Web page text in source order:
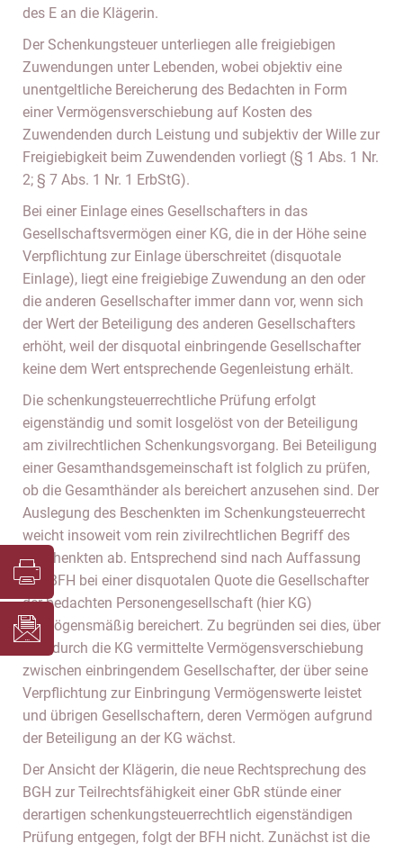
des E an die Klägerin.
Der Schenkungsteuer unterliegen alle freigiebigen
Zuwendungen unter Lebenden, wobei objektiv eine
unentgeltliche Bereicherung des Bedachten in Form
einer Vermögensverschiebung auf Kosten des
Zuwendenden durch Leistung und subjektiv der Wille zur
Freigiebigkeit beim Zuwendenden vorliegt (§ 1 Abs. 1 Nr.
2; § 7 Abs. 1 Nr. 1 ErbStG).
Bei einer Einlage eines Gesellschafters in das
Gesellschaftsvermögen einer KG, die in der Höhe seine
Verpflichtung zur Einlage überschreitet (disquotale
Einlage), liegt eine freigiebige Zuwendung an den oder
die anderen Gesellschafter immer dann vor, wenn sich
der Wert der Beteiligung des anderen Gesellschafters
erhöht, weil der disquotal einbringende Gesellschafter
keine dem Wert entsprechende Gegenleistung erhält.
Die schenkungsteuerrechtliche Prüfung erfolgt
eigenständig und somit losgelöst von der Beteiligung
am zivilrechtlichen Schenkungsvorgang. Bei Beteiligung
einer Gesamthandsgemeinschaft ist folglich zu prüfen,
ob die Gesamthänder als bereichert anzusehen sind. Der
Auslegung des Beschenkten im Schenkungsteuerrecht
weicht insoweit vom rein zivilrechtlichen Begriff des
Beschenkten ab. Entsprechend sind nach Auffassung
des BFH bei einer disquotalen Quote die Gesellschafter
der bedachten Personengesellschaft (hier KG)
vermögensmäßig bereichert. Zu begründen sei dies, über
eine durch die KG vermittelte Vermögensverschiebung
zwischen einbringendem Gesellschafter, der über seine
Verpflichtung zur Einbringung Vermögenswerte leistet
und übrigen Gesellschaftern, deren Vermögen aufgrund
der Beteiligung an der KG wächst.
Der Ansicht der Klägerin, die neue Rechtsprechung des
BGH zur Teilrechtsfähigkeit einer GbR stünde einer
derartigen schenkungsteuerrechtlich eigenständigen
Prüfung entgegen, folgt der BFH nicht. Zunächst ist die